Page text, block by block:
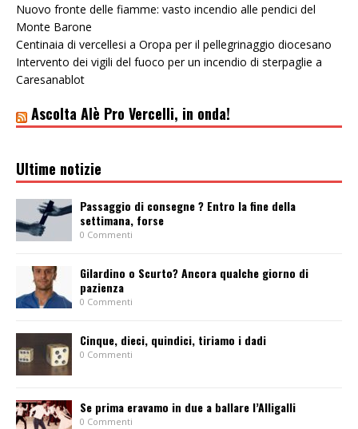
Nuovo fronte delle fiamme: vasto incendio alle pendici del
Monte Barone
Centinaia di vercellesi a Oropa per il pellegrinaggio diocesano
Intervento dei vigili del fuoco per un incendio di sterpaglie a
Caresanablot
Ascolta Alè Pro Vercelli, in onda!
Ultime notizie
Passaggio di consegne ? Entro la fine della
settimana, forse
0 Commenti
Gilardino o Scurto? Ancora qualche giorno di
pazienza
0 Commenti
Cinque, dieci, quindici, tiriamo i dadi
0 Commenti
Se prima eravamo in due a ballare l’Alligalli
0 Commenti